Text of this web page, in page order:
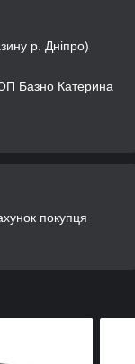
р. Дніпро)
Базно Катерина
покупця